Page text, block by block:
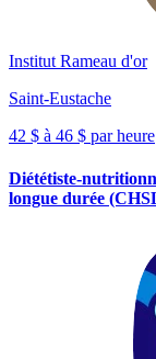
Institut Rameau d'or
Saint-Eustache
42 $ à 46 $ par heure
Diététiste-
longue durée